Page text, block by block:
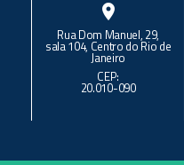
location_on
Rua Dom Manuel, 29,
sala 104, Centro do Rio de
Janeiro
CEP:
20.010-090